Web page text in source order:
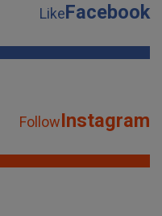
LikeFacebook
FollowInstagram